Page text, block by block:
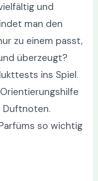
und
man den
zu einem passt,
überzeugt?
ins Spiel.
Duftnoten.
so wichtig